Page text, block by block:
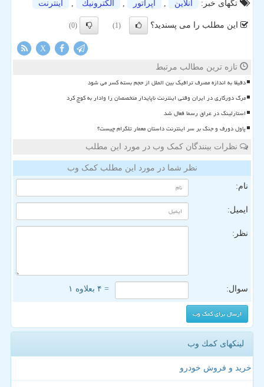
تگهای خبر:
آنلاین , اپراتور , الكترونیك , اینترنت
این مطلب را می پسندید؟ (1)
(0)
X
تازه ترین مطالب مرتبط
دقیقا به اندازه مصرف ترافیک بین الملل از حجم بسته کسر می شود
مرگ دورکاری در ایران وقتی اینترنت ناپایدار متخصصان را وادار به کوچ کرد
استارلینک در عراق رسما فعال شد
پاول دورف و جنگ بر سر اینترنت داستان معمار تلگرام چیست؟
نظرات بینندگان کمک وب در مورد این مطلب
نظر شما در مورد این مطلب کمک وب
نام:
ایمیل:
نظر:
سوال: = ۴ بعلاوه ۱
لینکهای كمك وب
خرید و فروش خودرو